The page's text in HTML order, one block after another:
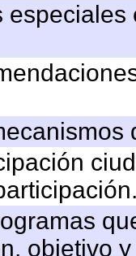
objetivo